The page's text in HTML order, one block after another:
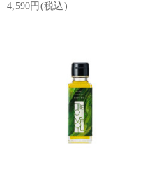
4,590円(税込)